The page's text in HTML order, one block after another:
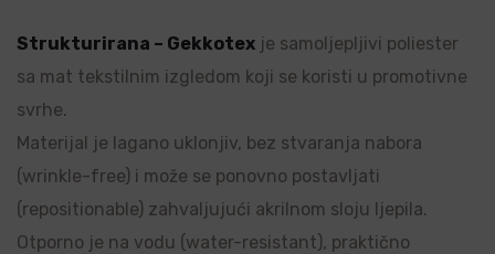
Strukturirana – Gekkotex je samoljepljivi poliester
sa mat tekstilnim izgledom koji se koristi u promotivne
svrhe.
Materijal je lagano uklonjiv, bez stvaranja nabora
(wrinkle-free) i može se ponovno postavljati
(repositionable) zahvaljujući akrilnom sloju ljepila.
Otporno je na vodu (water-resistant), praktično